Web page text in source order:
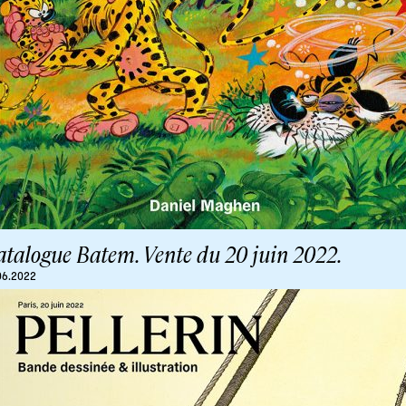
Batem. Vente du 20 juin 2022.